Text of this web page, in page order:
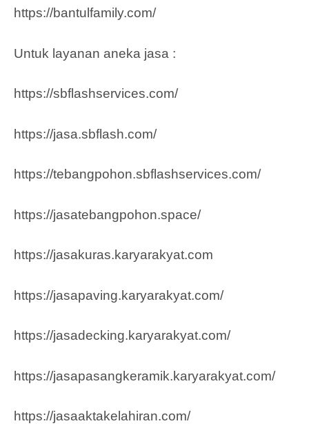
https://bantulfamily.com/
Untuk layanan aneka jasa :
https://sbflashservices.com/
https://jasa.sbflash.com/
https://tebangpohon.sbflashservices.com/
https://jasatebangpohon.space/
https://jasakuras.karyarakyat.com
https://jasapaving.karyarakyat.com/
https://jasadecking.karyarakyat.com/
https://jasapasangkeramik.karyarakyat.com/
https://jasaaktakelahiran.com/